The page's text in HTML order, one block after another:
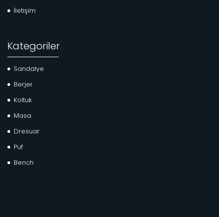
İletişim
Kategoriler
Sandalye
Berjer
Koltuk
Masa
Dresuar
Puf
Bench